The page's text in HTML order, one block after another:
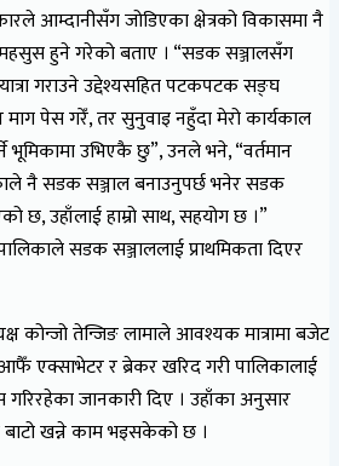
आम्दानीसँग जोडिएका क्षेत्रको विकासमा नै
महसुस हुने गरेको बताए । “सडक सञ्जालसँग
गराउने उद्देश्यसहित पटकपटक सङ्घ
पेस गरेँ, तर सुनुवाइ नहुँदा मेरो कार्यकाल
उभिएकै छु”, उनले भने, “वर्तमान
नै सडक सञ्जाल बनाउनुपर्छ भनेर सडक
छ, उहाँलाई हाम्रो साथ, सहयोग छ ।”
सडक सञ्जाललाई प्राथमिकता दिएर
कोन्जो तेन्जिङ लामाले आवश्यक मात्रामा बजेट
एक्साभेटर र ब्रेकर खरिद गरी पालिकालाई
जानकारी दिए । उहाँका अनुसार
खन्ने काम भइसकेको छ ।